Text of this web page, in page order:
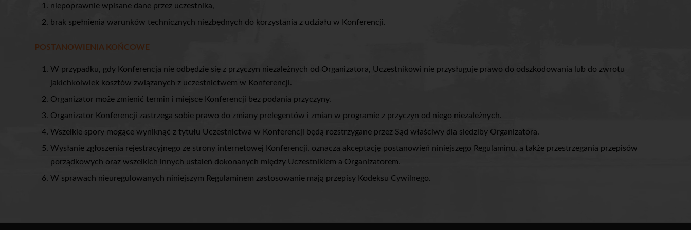
niepoprawnie wpisane dane przez uczestnika,
brak spełnienia warunków technicznych niezbędnych do korzystania z udziału w Konferencji.
POSTANOWIENIA KOŃCOWE
W przypadku, gdy Konferencja nie odbędzie się z przyczyn niezależnych od Organizatora, Uczestnikowi nie przysługuje prawo do odszkodowania lub do zwrotu
jakichkolwiek kosztów związanych z uczestnictwem w Konferencji.
Organizator może zmienić termin i miejsce Konferencji bez podania przyczyny.
Organizator Konferencji zastrzega sobie prawo do zmiany prelegentów i zmian w programie z przyczyn od niego niezależnych.
Wszelkie spory mogące wyniknąć z tytułu Uczestnictwa w Konferencji będą rozstrzygane przez Sąd właściwy dla siedziby Organizatora.
Wysłanie zgłoszenia rejestracyjnego ze strony internetowej Konferencji, oznacza akceptację postanowień niniejszego Regulaminu, a także przestrzegania przepisów
porządkowych oraz wszelkich innych ustaleń dokonanych między Uczestnikiem a Organizatorem.
W sprawach nieuregulowanych niniejszym Regulaminem zastosowanie mają przepisy Kodeksu Cywilnego.